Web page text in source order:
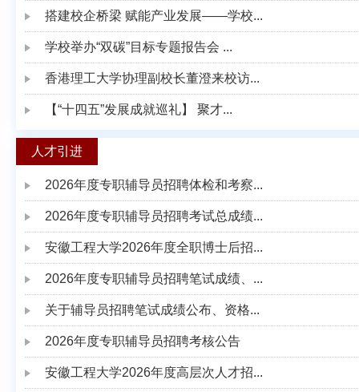
搭建校企桥梁 赋能产业发展——学校...
学校举办“双碳”目标专题报告会 ...
香港理工大学协理副校长董澄来校访...
【“十四五”发展成就巡礼】 聚才...
人才引进
2026年度专职辅导员招聘体检和考察...
2026年度专职辅导员招聘考试总成绩...
安徽工程大学2026年度全职博士后招...
2026年度专职辅导员招聘笔试成绩、...
关于辅导员招聘笔试成绩公布、资格...
2026年度专职辅导员招聘考核公告
安徽工程大学2026年度高层次人才招...